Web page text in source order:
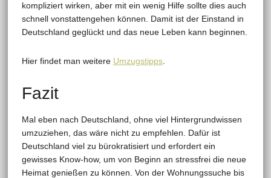
kompliziert wirken, aber mit ein wenig Hilfe sollte dies auch
schnell vonstattengehen können. Damit ist der Einstand in
Deutschland geglückt und das neue Leben kann beginnen.
Hier findet man weitere Umzugstipps.
Fazit
Mal eben nach Deutschland, ohne viel Hintergrundwissen
umzuziehen, das wäre nicht zu empfehlen. Dafür ist
Deutschland viel zu bürokratisiert und erfordert ein
gewisses Know-how, um von Beginn an stressfrei die neue
Heimat genießen zu können. Von der Wohnungssuche bis